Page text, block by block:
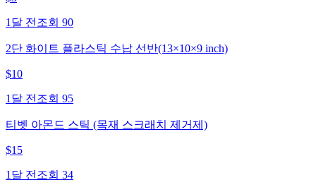
1달 전 조회 90
2단 화이트 플라스틱 수납 선반(13×10×9 inch)
$10
1달 전 조회 95
티벳 아몬드 스틱 (목재 스크래치 제거제)
$15
1달 전 조회 34